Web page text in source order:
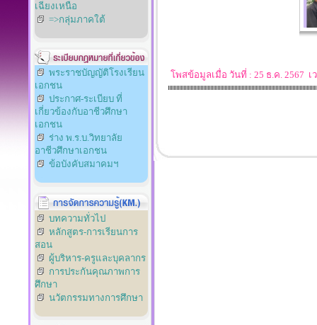
เฉียงเหนือ
=>กลุ่มภาคใต้
พระราชบัญญัติโรงเรียน
เอกชน
ประกาศ-ระเบียบ ที่
เกี่ยวข้องกับอาชีวศึกษา
เอกชน
ร่าง พ.ร.บ.วิทยาลัย
อาชีวศึกษาเอกชน
ข้อบังคับสมาคมฯ
บทความทั่วไป
หลักสูตร-การเรียนการ
สอน
ผู้บริหาร-ครูและบุคลากร
การประกันคุณภาพการ
ศึกษา
นวัตกรรมทางการศึกษา
โพสข้อมูลเมื่อ วันที่ : 25 ธ.ค. 2567